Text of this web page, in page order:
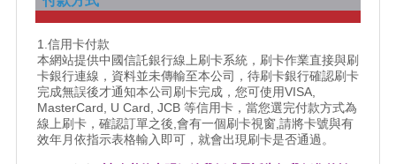
1.信用卡付款
本網站提供中國信託銀行線上刷卡系統，刷卡作業直接與刷
卡銀行連線，資料並未傳輸至本公司，待刷卡銀行確認刷卡
完成無誤後才通知本公司刷卡完成，您可使用VISA,
MasterCard, U Card, JCB 等信用卡，當您選完付款方式為
線上刷卡，確認訂單之後,會有一個刷卡視窗,請將卡號與有
效年月依指示表格輸入即可，就會出現刷卡是否通過。